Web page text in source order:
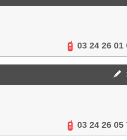
03 24 26 01
03 24 26 05